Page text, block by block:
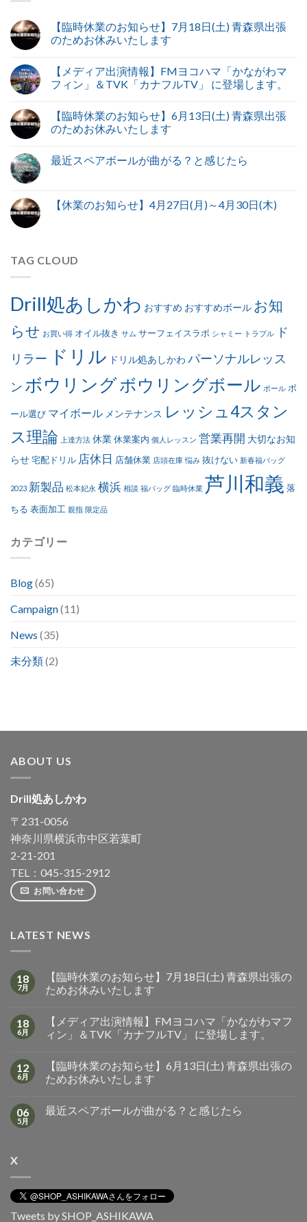
【臨時休業のお知らせ】7月18日(土) 青森県出張
のためお休みいたします
【メディア出演情報】FMヨコハマ「かながわマ
フィン」＆TVK「カナフルTV」 に登場します。
【臨時休業のお知らせ】6月13日(土) 青森県出張
のためお休みいたします
最近スペアボールが曲がる？と感じたら
【休業のお知らせ】4月27日(月)～4月30日(木)
TAG CLOUD
Drill処あしかわ おすすめ おすすめボール お知
らせ お買い得 オイル抜き サム サーフェイスラボ シャミー トラブル
ド
リラー ドリル ドリル処あしかわ パーソナルレッス
ン ボウリングボウリングボール ボール ボ
ール選び マイボール メンテナンス レッシュ4スタン
ス理論
上達方法 休業 休業案内 個人レッスン 営業再開 大切なお知
らせ 宅配ドリル 店休日 店舗休業 店頭在庫 悩み 抜けない 新春福バッグ
2023 新製品 松本妃永 横浜 相談 福バッグ 臨時休業 芦川和義 落
ちる 表面加工 親指 限定品
カテゴリー
Blog(65)
Campaign(11)
News (35)
未分類(2)
ABOUT US
Drill処あしかわ
〒231-0056
神奈川県横浜市中区若葉町
2-21-201
TEL：045-315-2912
お問い合わせ
LATEST NEWS
18
7月
【臨時休業のお知らせ】7月18日(土) 青森県出張の
ためお休みいたします
18
6月
【メディア出演情報】FMヨコハマ「かながわマフ
ィン」＆TVK「カナフルTV」 に登場します。
12
6月
【臨時休業のお知らせ】6月13日(土) 青森県出張の
ためお休みいたします
06
5月
最近スペアボールが曲がる？と感じたら
X
Tweets by SHOP_ASHIKAWA